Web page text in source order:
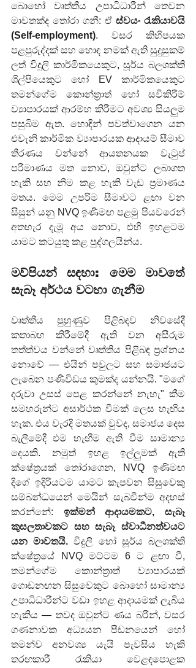
බොහෝ වෘත්තීය උපාධිධාරීන් තෙවන
මාවතක්ද තෝරා ගනී: ඒ ස්වයං රැකියාවයි
(Self-employment). වසර කිහිපයක
පළපුරුද්දක් සහ හොඳ නමක් ඇති සුදුසුකම්
ලත් විදුලි කාර්මිකයෙකුට, සූර්ය බලශක්ති
ශිල්පියෙකුට හෝ EV කාර්මිකයෙකුට
තමන්ගේම කොන්ත්‍රාත් හෝ සවිකිරීම්
ව්‍යාපාරයක් ආරම්භ කිරීමට අවශ්‍ය සියලුම
පසුබිම ඇත. හොඳින් පවත්වාගෙන යන
එවැනි කාර්මික ව්‍යාපාරයක ආදායම් සීමාව
තීරණය වන්නේ ආයතනයක වැටුප්
පරිමාණය මත නොව, ඔවුන්ට ලබාගත
හැකි සහ නිම කළ හැකි වැඩ ප්‍රමාණය
මතය. මෙම උපරිම සීමාවට ළඟා වන
සිසුන් යනු NVQ ඉණිමඟ පළමු පියවරෙන්
අතහැර දැමූ අය නොව, එහි ඉහළටම
යාමට කටයුතු කළ පුද්ගලයින්ය.
මව්පියන් සඳහා: මෙම මාවතේ
සැබෑ අර්ථය වටහා ගැනීම
වෘත්තීය පුහුණුව පිළිබඳව නිවසේදී
කතාබහ කිරීමේදී ඇති වන අසීරුම
තත්ත්වය වන්නේ වෘත්තිය පිළිබඳ ප්‍රශ්නය
නොවේ — එයින් පවුලට සහ සමාජයට
ලැබෙන පණිවිඩය කුමක්ද යන්නයි. "මගේ
දරුවා උසස් පෙළ කරන්නේ නැහැ" කීම
සමහරුන්ට අසාර්ථක වීමක් ලෙස හැඟිය
හැක. එය වැරදි මතයක් වුවද, සමාජය දෙස
බැලීමේදී එම හැඟීම ඇති වීම සාමාන්‍ය
දෙයකි. නමුත් ඉහළ ඉල්ලුමක් ඇති
ක්ෂේත්‍රයක් තෝරාගෙන, NVQ ඉණිමඟ
දිගේ ඉදිරියටම යාමට කැපවන සිසුවෙකු
සම්බන්ධයෙන් මෙයින් සැබවින්ම අදහස්
කරන්නේ: ඉක්මන් ආදායමකට, සැබෑ
කුසලතාවකට සහ සැබෑ ස්වාධීනත්වයට
යන මාවතයි. විදුලි හෝ සූර්ය බලශක්ති
ක්ෂේත්‍රයේ NVQ මට්ටම 6 ට ළඟා වී,
තමන්ගේම කොන්ත්‍රාත් ව්‍යාපාරයක්
ගොඩනඟන සිසුවෙකුට බොහෝ සාමාන්‍ය
උපාධිධාරීන්ට වඩා ඉහළ ආදායමක් ලැබිය
හැකිය — තවද ඔවුන්ට ණය බරින්, වසර
ගණනාවක අධ්‍යයන පීඩනයෙන් හෝ
තමන්ව අනවශ්‍ය යැයි පැවසිය හැකි
තරඟකාරී රැකියා වෙළඳපොළක